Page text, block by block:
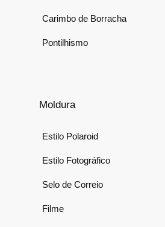
Carimbo de Borracha
Pontilhismo
Moldura
Estilo Polaroid
Estilo Fotográfico
Selo de Correio
Filme